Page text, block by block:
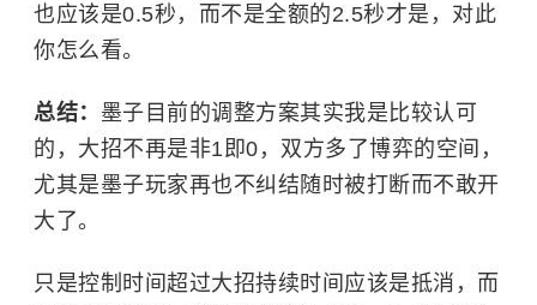
也应该是0.5秒，而不是全额的2.5秒才是，对此
你怎么看。
总结： 墨子目前的调整方案其实我是比较认可
的，大招不再是非1即0，双方多了博弈的空间，
尤其是墨子玩家再也不纠结随时被打断而不敢开
大了。
只是控制时间超过大招持续时间应该是抵消，而